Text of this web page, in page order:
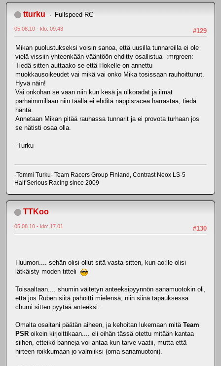
tturku Fullspeed RC
#129
05.08.10 - klo: 09.43
Mikan puolustukseksi voisin sanoa, että uusilla tunnareilla ei ole
vielä vissiin yhteenkään vääntöön ehditty osallistua :mrgreen:
Tiedä sitten auttaako se että Hokelle on annettu
muokkausoikeudet vai mikä vai onko Mika tosissaan rauhoittunut.
Hyvä näin!
Vai onkohan se vaan niin kun kesä ja ulkoradat ja ilmat
parhaimmillaan niin täällä ei ehditä näppisracea harrastaa, tiedä
häntä.
Annetaan Mikan pitää rauhassa tunnarit ja ei provota turhaan jos
se nätisti osaa olla.
-Turku
-Tommi Turku- Team Racers Group Finland, Contrast Neox LS-5
Half Serious Racing since 2009
TTKoo
#130
05.08.10 - klo: 17.01
Huumori.... sehän olisi ollut sitä vasta sitten, kun ao:lle olisi
lätkäisty moden titteli
Toisaaltaan.... shumin väitetyn anteeksipyynnön sanamuotokin oli,
että jos Ruben siitä pahoitti mielensä, niin siinä tapauksessa
chumi sitten pyytää anteeksi.
Omalta osaltani päätän aiheen, ja kehoitan lukemaan mitä Team
PSR oikein kirjoittikaan.... eli eihän tässä otettu mitään kantaa
siihen, etteikö banneja voi antaa kun tarve vaatii, mutta että
hirteen roikkumaan jo valmiiksi (oma sanamuotoni).